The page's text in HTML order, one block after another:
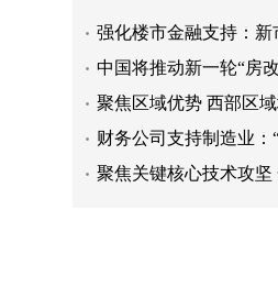
业“强筋健骨”
强化楼市金融支持：新
重点
中国将推动新一轮“房
聚焦区域优势 西部区
转型
财务公司支持制造业：
局产业链
聚焦关键核心技术攻坚